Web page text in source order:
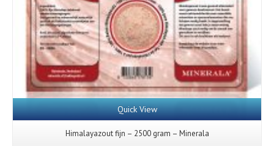
Quick View
Himalayazout fijn – 2500 gram – Minerala